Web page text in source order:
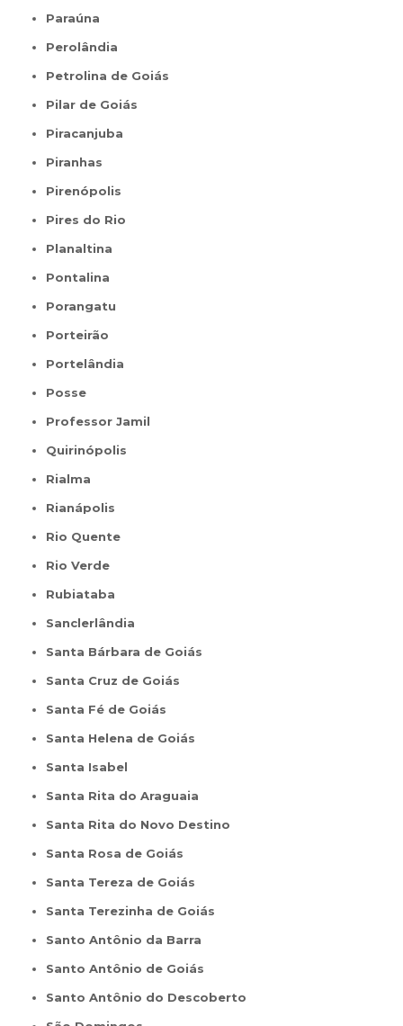
Paraúna
Perolândia
Petrolina de Goiás
Pilar de Goiás
Piracanjuba
Piranhas
Pirenópolis
Pires do Rio
Planaltina
Pontalina
Porangatu
Porteirão
Portelândia
Posse
Professor Jamil
Quirinópolis
Rialma
Rianápolis
Rio Quente
Rio Verde
Rubiataba
Sanclerlândia
Santa Bárbara de Goiás
Santa Cruz de Goiás
Santa Fé de Goiás
Santa Helena de Goiás
Santa Isabel
Santa Rita do Araguaia
Santa Rita do Novo Destino
Santa Rosa de Goiás
Santa Tereza de Goiás
Santa Terezinha de Goiás
Santo Antônio da Barra
Santo Antônio de Goiás
Santo Antônio do Descoberto